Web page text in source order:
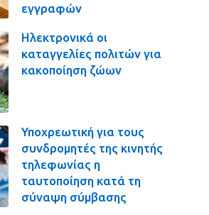
εγγραφών
Ηλεκτρονικά οι
καταγγελίες πολιτών για
κακοποίηση ζώων
Υποχρεωτική για τους
συνδρομητές της κινητής
τηλεφωνίας η
ταυτοποίηση κατά τη
σύναψη σύμβασης